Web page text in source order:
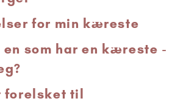
for min kæreste
som har en kæreste -
til